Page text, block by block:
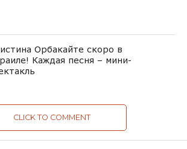
Орбакайте скоро в
Каждая песня – мини-
CLICK TO COMMENT